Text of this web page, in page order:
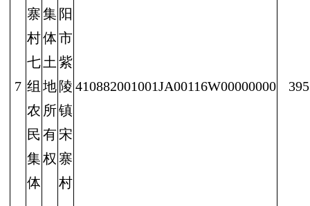
7
寨
村
七
组
农
民
集
体
集
体
土
地
所
有
权
阳
市
紫
陵
镇
宋
寨
村
410882001001JA00116W00000000